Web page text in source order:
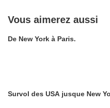
Vous aimerez aussi
De New York à Paris.
Survol des USA jusque New